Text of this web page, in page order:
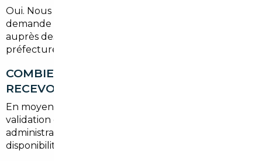
Oui. Nous gérons l'intégralité des démarches :
demande de certificat de conformité, quitus fiscal
auprès des douanes, et immatriculation en
préfecture. Vous n'avez rien à faire de votre côté.
COMBIEN DE TEMPS FAUT-IL POUR
RECEVOIR SA VOITURE IMPORTÉE ?
En moyenne, comptez
validation du véhicule et la livraison finale, délais
administratifs compris. Ce délai peut varier selon la
disponibilité du modèle et le pays d'origine.